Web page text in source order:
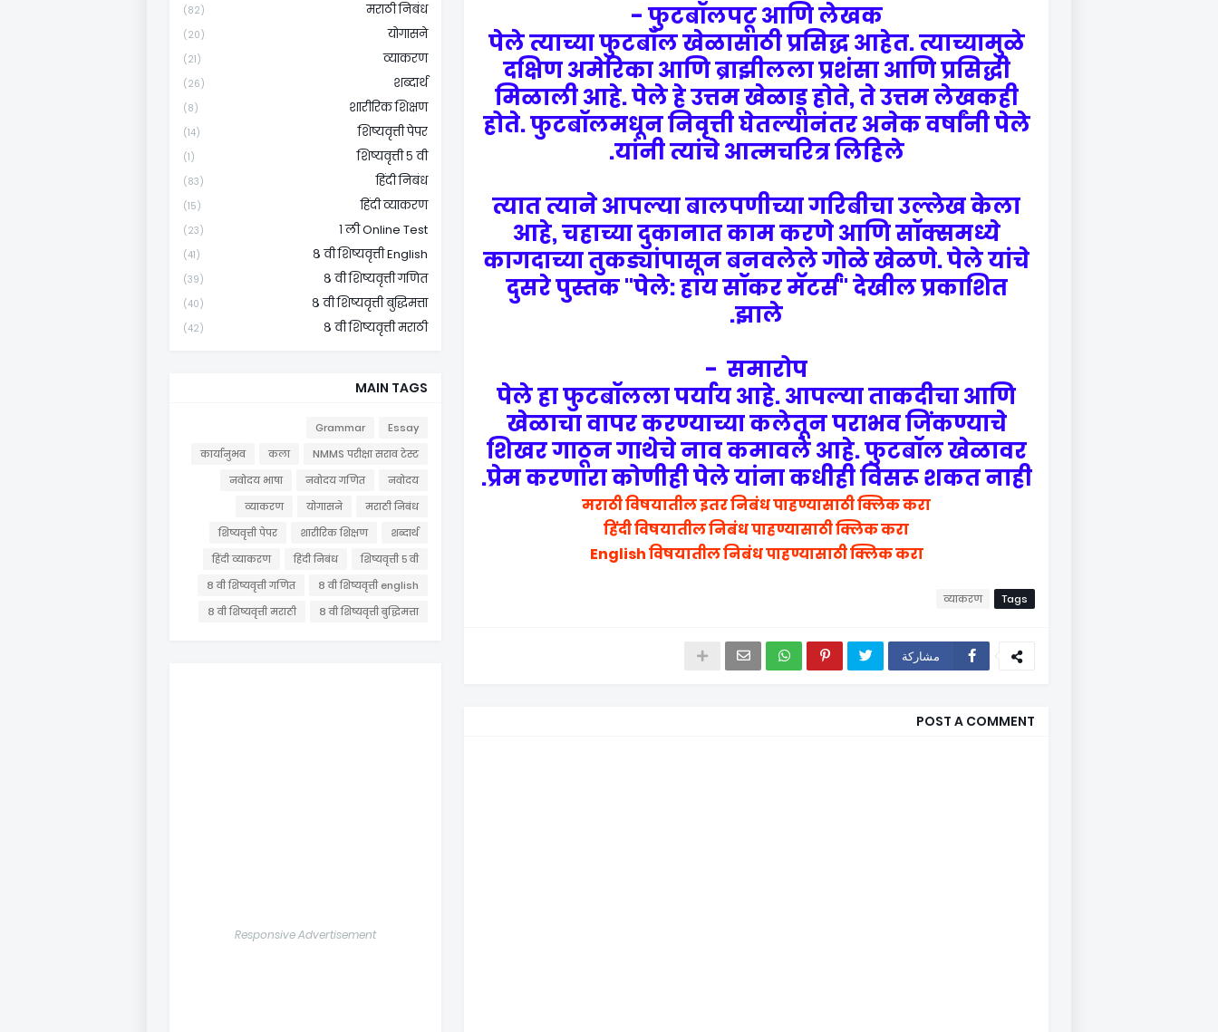
फुटबॉलपटू आणि लेखक -
पेले त्याच्या फुटबॉल खेळासाठी प्रसिद्ध आहेत. त्याच्यामुळे
दक्षिण अमेरिका आणि ब्राझीलला प्रशंसा आणि प्रसिद्धी
मिळाली आहे. पेले हे उत्तम खेळाडू होते, ते उत्तम लेखकही
होते. फुटबॉलमधून निवृत्ती घेतल्यानंतर अनेक वर्षांनी पेले
यांनी त्यांचे आत्मचरित्र लिहिले.
त्यात त्याने आपल्या बालपणीच्या गरिबीचा उल्लेख केला
आहे, चहाच्या दुकानात काम करणे आणि सॉक्समध्ये
कागदाच्या तुकड्यांपासून बनवलेले गोळे खेळणे. पेले यांचे
दुसरे पुस्तक "पेले: हाय सॉकर मॅटर्स" देखील प्रकाशित
झाले.
समारोप -
पेले हा फुटबॉलला पर्याय आहे. आपल्या ताकदीचा आणि
खेळाचा वापर करण्याच्या कलेतून पराभव जिंकण्याचे
शिखर गाठून गाथेचे नाव कमावले आहे. फुटबॉल खेळावर
प्रेम करणारा कोणीही पेले यांना कधीही विसरू शकत नाही.
मराठी विषयातील इतर निबंध पाहण्यासाठी क्लिक करा
हिंदी विषयातील निबंध पाहण्यासाठी क्लिक करा
English विषयातील निबंध पाहण्यासाठी क्लिक करा
Tags
व्याकरण
مشاركة
POST A COMMENT
मराठी निबंध
(82)
योगासने
(20)
व्याकरण
(21)
शब्दार्थ
(26)
शारीरिक शिक्षण
(8)
शिष्यवृत्ती पेपर
(14)
शिष्यवृत्ती ५ वी
(1)
हिंदी निबंध
(83)
हिंदी व्याकरण
(15)
१ ली Online Test
(23)
८ वी शिष्यवृत्ती English
(41)
८ वी शिष्यवृत्ती गणित
(39)
८ वी शिष्यवृत्ती बुद्धिमत्ता
(40)
८ वी शिष्यवृत्ती मराठी
(42)
MAIN TAGS
Essay
Grammar
NMMS परीक्षा सराव टेस्ट
कला
कार्यानुभव
नवोदय
नवोदय गणित
नवोदय भाषा
मराठी निबंध
योगासने
व्याकरण
शब्दार्थ
शारीरिक शिक्षण
शिष्यवृत्ती पेपर
शिष्यवृत्ती ५ वी
हिंदी निबंध
हिंदी व्याकरण
८ वी शिष्यवृत्ती english
८ वी शिष्यवृत्ती गणित
८ वी शिष्यवृत्ती बुद्धिमत्ता
८ वी शिष्यवृत्ती मराठी
Responsive Advertisement